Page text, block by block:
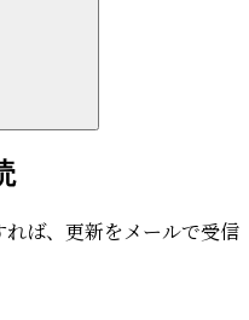
料
ば、更新をメールで受信